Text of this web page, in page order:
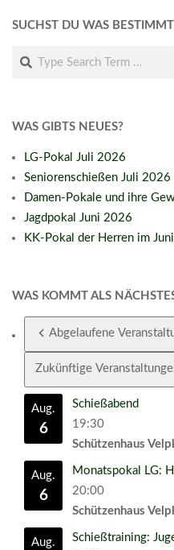
SUCHST DU WAS
Search
WAS GIBTS NEUES?
LG-Pokal Juli 2026
Seniorenschießen Juli 2026
Damen-Pokale und ihre
Jagdpokal Juni 2026
KK-Pokal der Herren im
WAS KOMMT ALS
Abgelaufene
Zukünftige
Aug.
6
Schießabend
19:30
Schützenhaus
Aug.
6
Monatspokal LG:
20:00
Schützenhaus
Aug.
Schießtraining: